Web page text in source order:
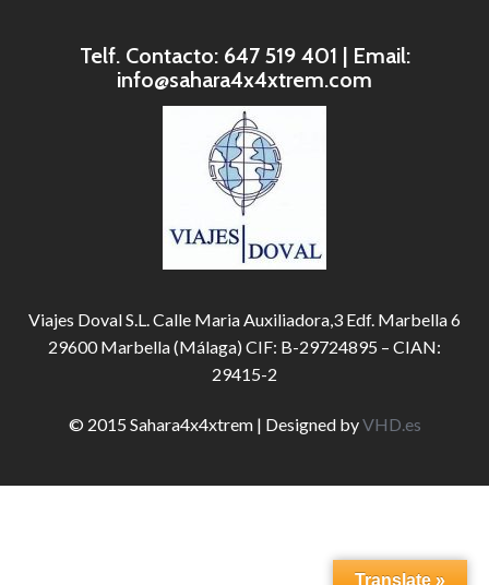
Telf. Contacto: 647 519 401 | Email:
info@sahara4x4xtrem.com
Viajes Doval S.L. Calle Maria Auxiliadora,3 Edf. Marbella 6
29600 Marbella (Málaga) CIF: B-29724895 – CIAN:
29415-2
© 2015 Sahara4x4xtrem | Designed byVHD.es
Translate »